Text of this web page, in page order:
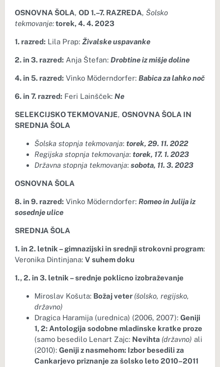
OSNOVNA ŠOLA, OD 1.–7. RAZREDA, Šolsko
tekmovanje:torek, 4. 4. 2023
1. razred: Lila Prap: Živalske uspavanke
2. in 3. razred: Anja Štefan: Drobtine iz mišje doline
4. in 5. razred: Vinko Möderndorfer: Babica za lahko noč
6. in 7. razred: Feri Lainšček: Ne
SELEKCIJSKO TEKMOVANJE, OSNOVNA ŠOLA IN
SREDNJA ŠOLA
Šolska stopnja tekmovanja: torek, 29. 11. 2022
Regijska stopnja tekmovanja: torek, 17. 1. 2023
Državna stopnja tekmovanja: sobota, 11. 3. 2023
OSNOVNA ŠOLA
8. in 9. razred: Vinko Möderndorfer: Romeo in Julija iz
sosednje ulice
SREDNJA ŠOLA
1. in 2. letnik – gimnazijski in srednji strokovni program:
Veronika Dintinjana: V suhem doku
1., 2. in 3. letnik – srednje poklicno izobraževanje
Miroslav Košuta: Božaj veter (šolsko, regijsko,
državno)
Dragica Haramija (urednica) (2006, 2007): Geniji
1, 2: Antologija sodobne mladinske kratke proze
(samo besedilo Lenart Zajc: Nevihta (državno) ali
(2010): Geniji z nasmehom: Izbor besedili za
Cankarjevo priznanje za šolsko leto 2010–2011